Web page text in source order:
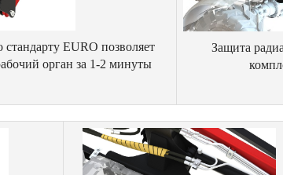
EURO позволяет
орган за 1-2 минуты
Защита